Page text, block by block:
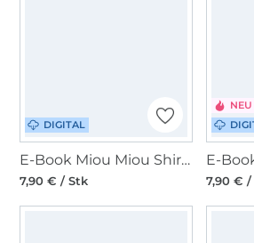
DIGITAL
E-Book Miou Miou Shirtbluse Nellie XL
7,90 € / Stk
NEU
7,90 € /